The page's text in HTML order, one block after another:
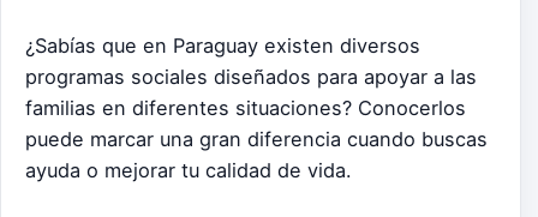
¿Sabías que en Paraguay existen diversos
programas sociales diseñados para apoyar a las
familias en diferentes situaciones? Conocerlos
puede marcar una gran diferencia cuando buscas
ayuda o mejorar tu calidad de vida.